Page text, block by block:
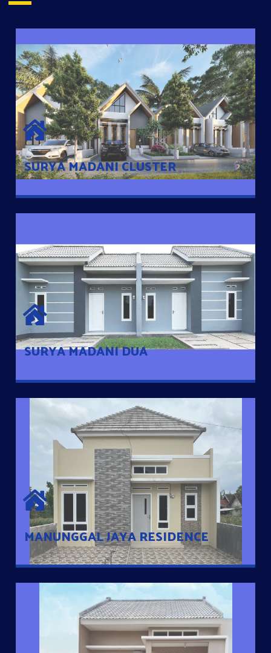
SURYA MADANI CLUSTER
SURYA MADANI CLUSTER
Desain Modern Minimalis dengan Konsep Rumah Pintar
Sehingga Memudahkan Penghuni mengakses rumahnya
dengan Ponsel
SURYA MADANI DUA
SURYA MADANI DUA
Satu-satunya Hunian nyaman dengan harga subsidi hanya 100
jutaan dengan lokasi strategis di Tuban
MANUNGGAL JAYA RESIDENCE
MANUNGGAL JAYA RESIDENCE
Cluster Exclusive dengan one Gate System, terdapat taman
mini dan memiliki jarak 200m dari jalan nasional serta dekat
dengan pusat kota